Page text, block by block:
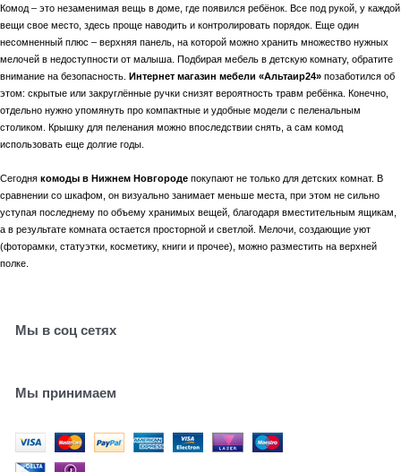
Комод – это незаменимая вещь в доме, где появился ребёнок. Все под рукой, у каждой
вещи свое место, здесь проще наводить и контролировать порядок. Еще один
несомненный плюс – верхняя панель, на которой можно хранить множество нужных
мелочей в недоступности от малыша. Подбирая мебель в детскую комнату, обратите
внимание на безопасность. Интернет магазин мебели «Альтаир24» позаботился об
этом: скрытые или закруглённые ручки снизят вероятность травм ребёнка. Конечно,
отдельно нужно упомянуть про компактные и удобные модели с пеленальным
столиком. Крышку для пеленания можно впоследствии снять, а сам комод
использовать еще долгие годы.
Сегодня комоды в Нижнем Новгороде покупают не только для детских комнат. В
сравнении со шкафом, он визуально занимает меньше места, при этом не сильно
уступая последнему по объему хранимых вещей, благодаря вместительным ящикам,
а в результате комната остается просторной и светлой. Мелочи, создающие уют
(фоторамки, статуэтки, косметику, книги и прочее), можно разместить на верхней
полке.
Мы в соц сетях
Мы принимаем